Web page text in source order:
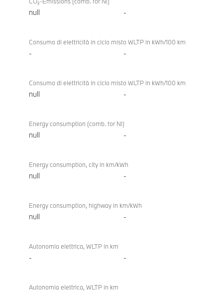
null -
Consumo di elettricità in ciclo misto WLTP in kWh/100 km
- -
Consumo di elettricità in ciclo misto WLTP in kWh/100 km
null -
Energy consumption (comb. for NI)
null -
Energy consumption, city in km/kWh
null -
Energy consumption, highway in km/kWh
null -
Autonomia elettrica, WLTP in km
- -
Autonomia elettrica, WLTP in km